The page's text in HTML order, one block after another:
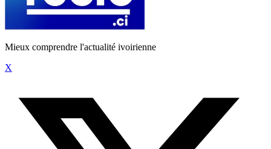
Mieux comprendre l'actualité ivoirienne
X